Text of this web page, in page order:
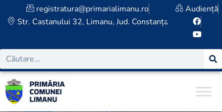
registratura@primarialimanu.ro
Str. Castanului 32, Limanu, Jud. Constanța
Audiență